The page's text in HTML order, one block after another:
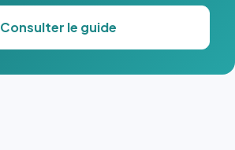
Consulter le guide